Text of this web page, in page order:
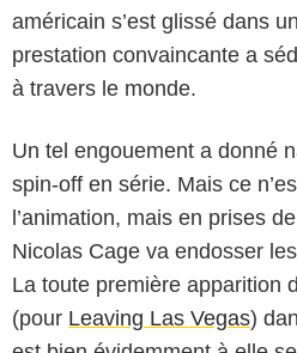
américain s’est glissé dans
prestation convaincante a
à travers le monde.
Un tel engouement a donné
spin-off en série. Mais ce
l’animation, mais en prises
Nicolas Cage va endosser
La toute première apparition
(pour Leaving Las Vegas)